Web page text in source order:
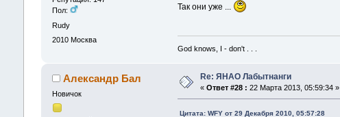
Пол:
Rudy
2010 Москва
Так они уже ...
God knows, I - don't . . .
Александр Бал
Новичок
Re: ЯНАО Лабытнанги
« Ответ #28 : 22 Марта 2013, 05:59:34 »
Цитата: WFY от 29 Декабря 2010, 05:57:28